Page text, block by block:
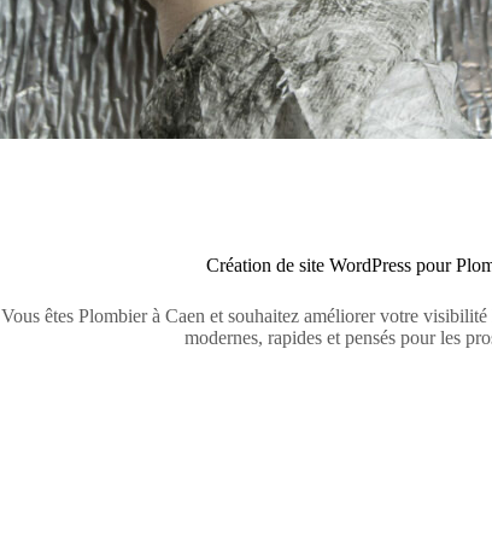
Création de site WordPress pour
Vous êtes Plombier à Caen et souhaitez améliorer votre
modernes, rapides et pensés pour les